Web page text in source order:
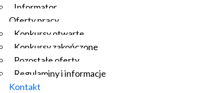
Informator
Oferty pracy
Konkursy otwarte
Konkursy zakończone
Pozostałe oferty
Regulaminy i informacje
Kontakt